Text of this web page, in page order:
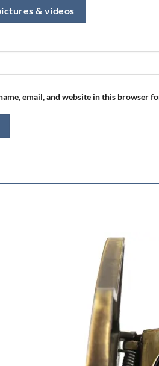
& videos
email, and website in this browser